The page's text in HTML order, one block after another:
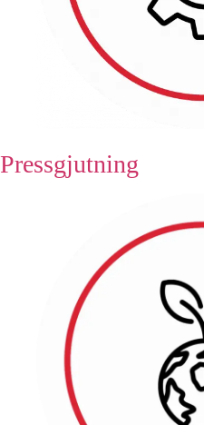
Pressgjutning